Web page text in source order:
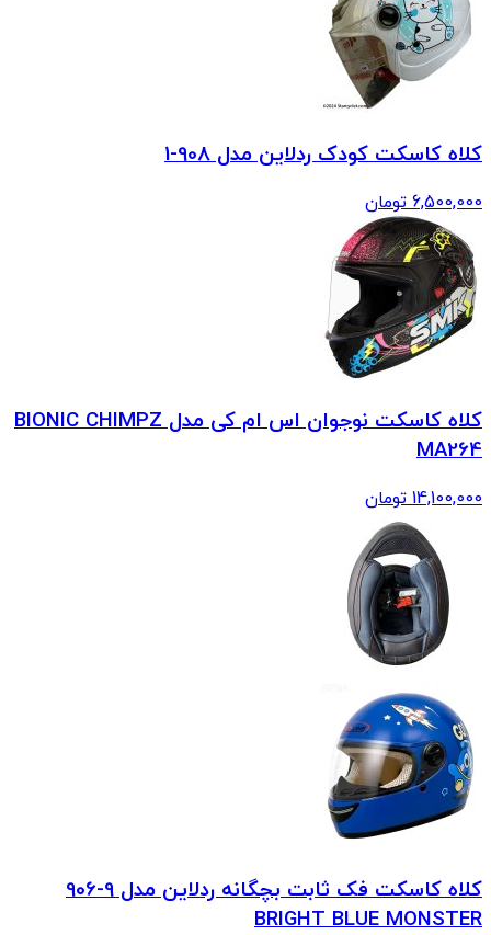
کلاه کاسکت کودک ردلاین مدل 908-1
6,500,000 تومان
کلاه کاسکت نوجوان اس ام کی مدل BIONIC CHIMPZ
MA264
14,100,000 تومان
کلاه کاسکت فک ثابت بچگانه ردلاین مدل 9-906
BRIGHT BLUE MONSTER